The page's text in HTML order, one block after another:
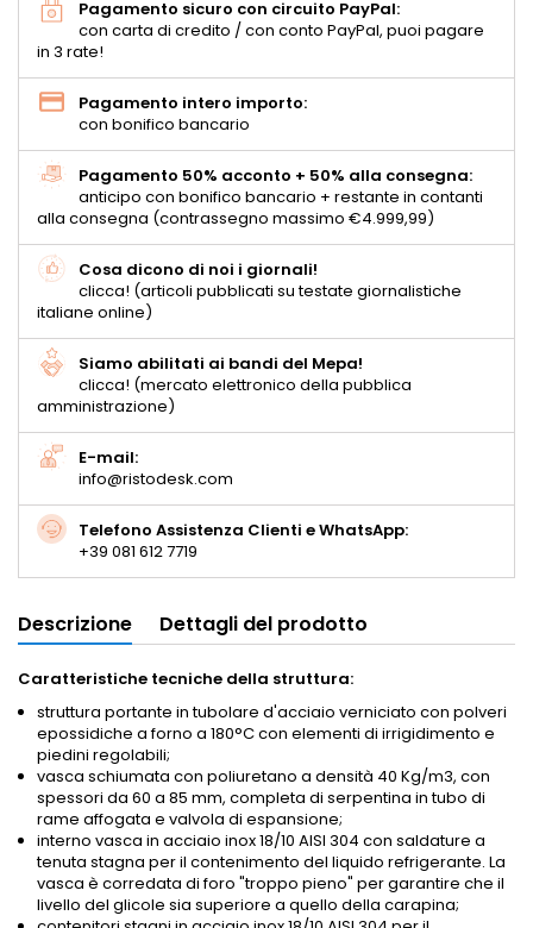
Pagamento sicuro con circuito PayPal:
con carta di credito / con conto PayPal, puoi pagare
in 3 rate!
Pagamento intero importo:
con bonifico bancario
Pagamento 50% acconto + 50% alla consegna:
anticipo con bonifico bancario + restante in contanti
alla consegna (contrassegno massimo €4.999,99)
Cosa dicono di noi i giornali!
clicca! (articoli pubblicati su testate giornalistiche
italiane online)
Siamo abilitati ai bandi del Mepa!
clicca! (mercato elettronico della pubblica
amministrazione)
E-mail:
info@ristodesk.com
Telefono Assistenza Clienti e WhatsApp:
+39 081 612 7719
Descrizione Dettagli del prodotto
Caratteristiche tecniche della struttura:
struttura portante in tubolare d'acciaio verniciato con polveri
epossidiche a forno a 180°C con elementi di irrigidimento e
piedini regolabili;
vasca schiumata con poliuretano a densità 40 Kg/m3, con
spessori da 60 a 85 mm, completa di serpentina in tubo di
rame affogata e valvola di espansione;
interno vasca in acciaio inox 18/10 AISI 304 con saldature a
tenuta stagna per il contenimento del liquido refrigerante. La
vasca è corredata di foro "troppo pieno" per garantire che il
livello del glicole sia superiore a quello della carapina;